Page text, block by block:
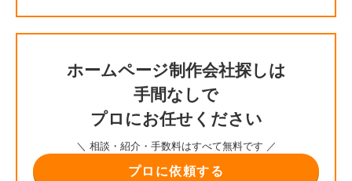
ホームページ制作会社探しは
手間なしで
プロにお任せください
＼ 相談・紹介・手数料はすべて無料です ／
プロに依頼する